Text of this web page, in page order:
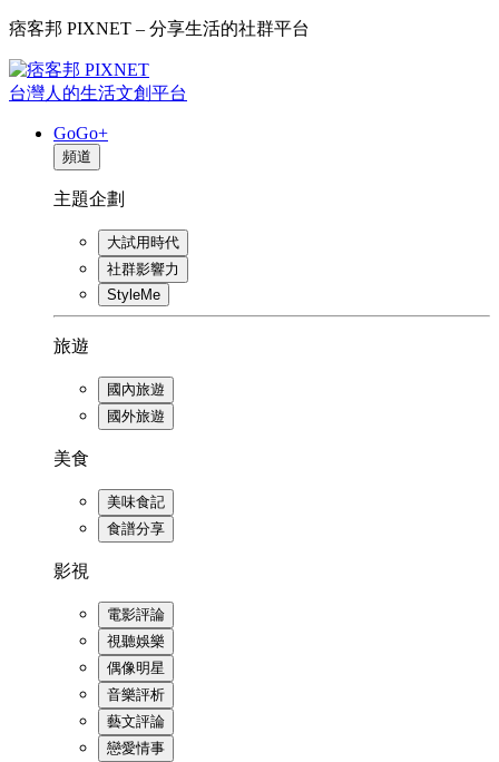
痞客邦 PIXNET – 分享生活的社群平台
台灣人的生活文創平台
GoGo+
頻道
主題企劃
大試用時代
社群影響力
StyleMe
旅遊
國內旅遊
國外旅遊
美食
美味食記
食譜分享
影視
電影評論
視聽娛樂
偶像明星
音樂評析
藝文評論
戀愛情事